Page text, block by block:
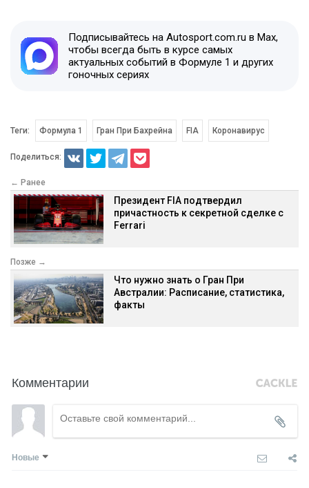
Подписывайтесь на Autosport.com.ru в Max,
чтобы всегда быть в курсе самых
актуальных событий в Формуле 1 и других
гоночных сериях
Теги: Формула 1 Гран При Бахрейна FIA Коронавирус
Поделиться:
← Ранее
Президент FIA подтвердил
причастность к секретной сделке с
Ferrari
Позже →
Что нужно знать о Гран При
Австралии: Расписание, статистика,
факты
Комментарии
Новые